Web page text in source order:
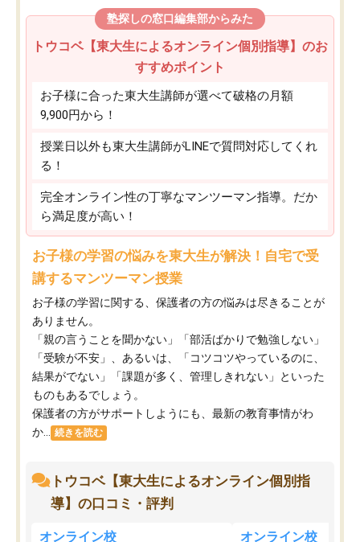
塾探しの窓口編集部からみた
トウコベ【東大生によるオンライン個別指導】のお
すすめポイント
お子様に合った東大生講師が選べて破格の月額
9,900円から！
授業日以外も東大生講師がLINEで質問対応してくれ
る！
完全オンライン性の丁寧なマンツーマン指導。だか
ら満足度が高い！
お子様の学習の悩みを東大生が解決！自宅で受
講するマンツーマン授業
お子様の学習に関する、保護者の方の悩みは尽きることが
ありません。
「親の言うことを聞かない」「部活ばかりで勉強しない」
「受験が不安」、あるいは、「コツコツやっているのに、
結果がでない」「課題が多く、管理しきれない」といった
ものもあるでしょう。
保護者の方がサポートしようにも、最新の教育事情がわ
か...
続きを読む
トウコベ【東大生によるオンライン個別指
導】の口コミ・評判
オンライン校 オンライン校